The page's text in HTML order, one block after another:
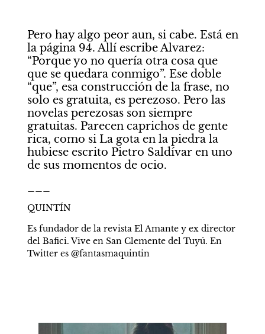
Pero hay algo peor aun, si cabe. Está en
la página 94. Allí escribe Alvarez:
“Porque yo no quería otra cosa que
que se quedara conmigo”. Ese doble
“que”, esa construcción de la frase, no
solo es gratuita, es perezoso. Pero las
novelas perezosas son siempre
gratuitas. Parecen caprichos de gente
rica, como si La gota en la piedra la
hubiese escrito Pietro Saldívar en uno
de sus momentos de ocio.
QUINTÍN
Es fundador de la revista El Amante y ex director
del Bafici. Vive en San Clemente del Tuyú. En
Twitter es @fantasmaquintin